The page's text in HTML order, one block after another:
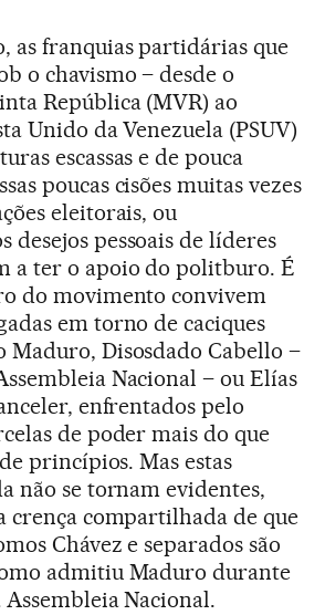
as franquias partidárias que
o chavismo – desde o
República (MVR) ao
Unido da Venezuela (PSUV)
escassas e de pouca
poucas cisões muitas vezes
eleitorais, ou
desejos pessoais de líderes
a ter o apoio do politburo. É
do movimento convivem
em torno de caciques
Disosdado Cabello –
Nacional – ou Elías
enfrentados pelo
de poder mais do que
princípios. Mas estas
não se tornam evidentes,
crença compartilhada de que
Chávez e separados são
admitiu Maduro durante
Assembleia Nacional.